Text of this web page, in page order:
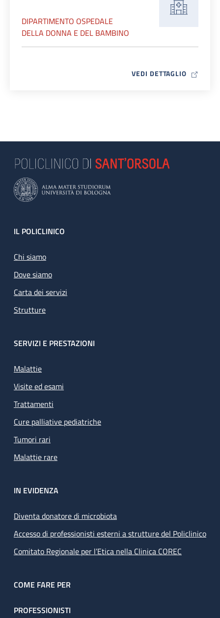
DIPARTIMENTO OSPEDALE
DELLA DONNA E DEL BAMBINO
VEDI DETTAGLIO MAP ICON
Footer
IL POLICLINICO
Chi siamo
Dove siamo
Carta dei servizi
Strutture
SERVIZI E PRESTAZIONI
Malattie
Visite ed esami
Trattamenti
Cure palliative pediatriche
Tumori rari
Malattie rare
IN EVIDENZA
Diventa donatore di microbiota
Accesso di professionisti esterni a strutture del Policlinico
Comitato Regionale per l’Etica nella Clinica COREC
COME FARE PER
PROFESSIONISTI